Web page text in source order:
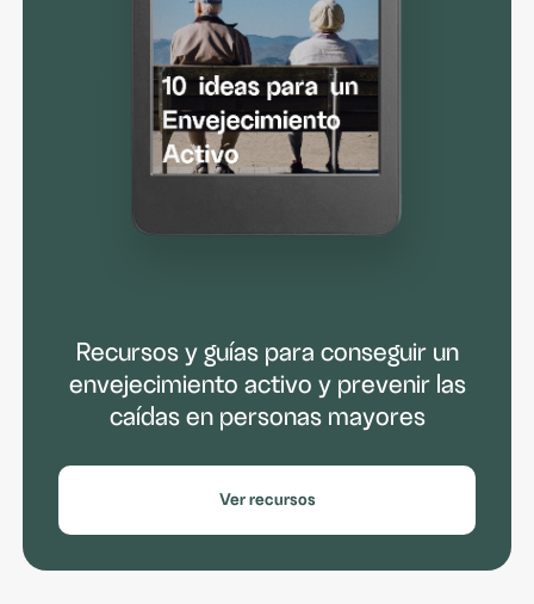
Recursos y guías para conseguir un
envejecimiento activo y prevenir las
caídas en personas mayores
Ver recursos